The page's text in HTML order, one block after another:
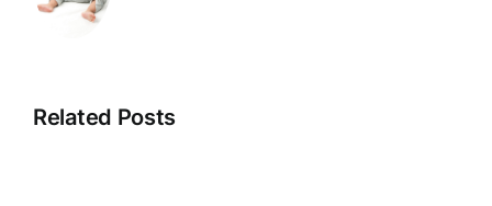
Related Posts